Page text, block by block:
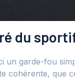
du
un garde-fou
cohérente, que